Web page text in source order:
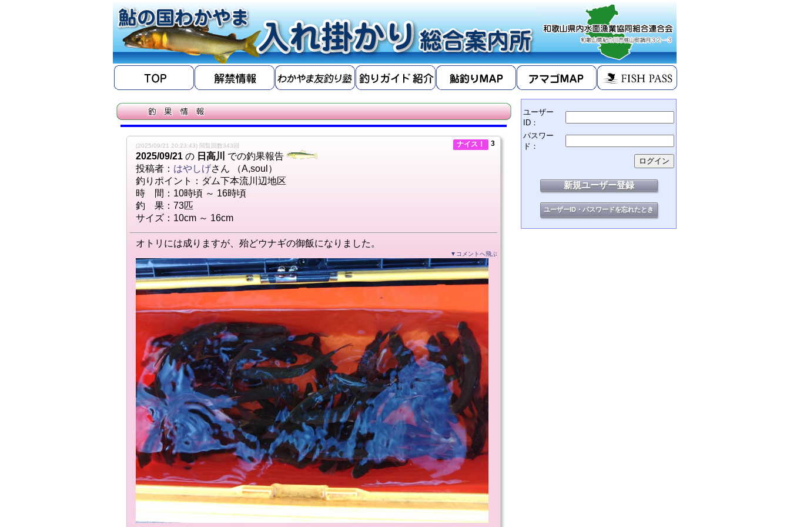
(2025/09/21 20:23:43) 閲覧回数343回
2025/09/21 の 日高川
での釣果報告
投稿者： はやしげさん （A,soul）
釣りポイント：ダム下本流川辺地区
時 間：10時頃 ～ 16時頃
釣 果：73匹
サイズ：10cm ～ 16cm
ナイス！ 3
オトリには成りますが、殆どウナギの御飯になりました。
▼コメントへ飛ぶ
ユーザー
ID：
パスワー
ド：
新規ユーザー登録
ユーザーID・パスワードを忘れたとき